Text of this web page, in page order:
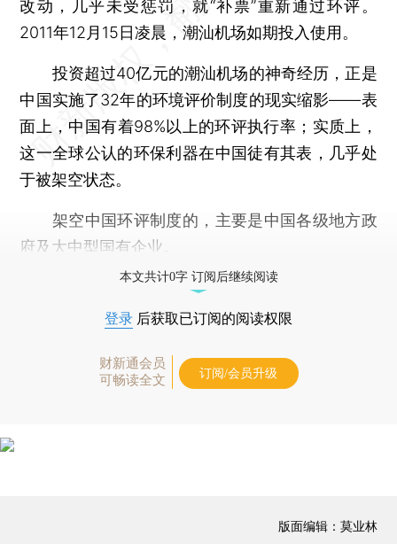
改动，几乎未受惩罚，就“补票”重新通过环评。
2011年12月15日凌晨，潮汕机场如期投入使用。
投资超过40亿元的潮汕机场的神奇经历，正是
中国实施了32年的环境评价制度的现实缩影——表
面上，中国有着98%以上的环评执行率；实质上，
这一全球公认的环保利器在中国徒有其表，几乎处
于被架空状态。
架空中国环评制度的，主要是中国各级地方政
府及大中型国有企业。
本文共计0字 订阅后继续阅读
登录 后获取已订阅的阅读权限
财新通会员
可畅读全文
订阅/会员升级
版面编辑：莫业林